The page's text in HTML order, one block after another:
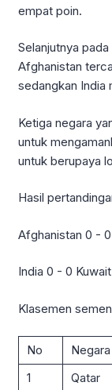
empat poin.
Selanjutnya
Afghanistan
sedangkan India
Ketiga negara
untuk
untuk berupaya
Hasil
Afghanistan 0 -
India 0 - 0 Kuwait
Klasemen
No Negara
1
Qatar